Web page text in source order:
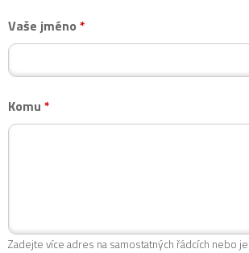
Vaše jméno *
Komu *
Zadejte více adres na samostatných řádcích nebo